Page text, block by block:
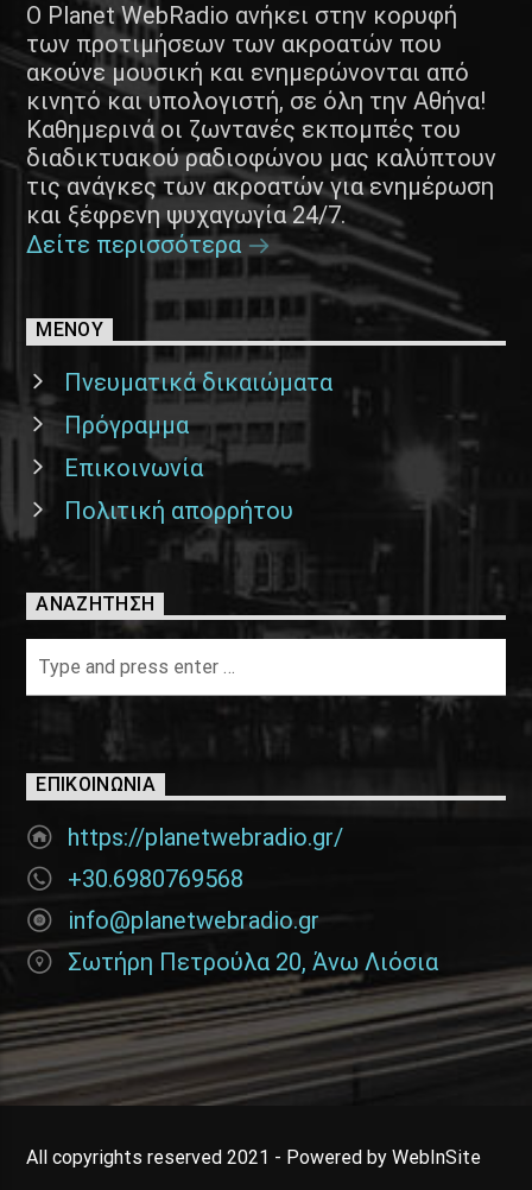
Ο Planet WebRadio ανήκει στην κορυφή
των προτιμήσεων των ακροατών που
ακούνε μουσική και ενημερώνονται από
κινητό και υπολογιστή, σε όλη την Αθήνα!
Καθημερινά οι ζωντανές εκπομπές του
διαδικτυακού ραδιοφώνου μας καλύπτουν
τις ανάγκες των ακροατών για ενημέρωση
και ξέφρενη ψυχαγωγία 24/7.
Δείτε περισσότερα
ΜΕΝΟΥ
Πνευματικά δικαιώματα
Πρόγραμμα
Επικοινωνία
Πολιτική απορρήτου
ΑΝΑΖΉΤΗΣΗ
ΕΠΙΚΟΙΝΩΝΊΑ
https://planetwebradio.gr/
+30.6980769568
info@planetwebradio.gr
Σωτήρη Πετρούλα 20, Άνω Λιόσια
All copyrights reserved 2021 - Powered by WebInSite